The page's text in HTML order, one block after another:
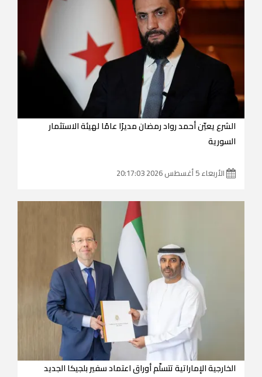
الشرع يعيّن أحمد رواد رمضان مديرًا عامًا لهيئة الاستثمار
السورية
الأربعاء 5 أغسطس 2026 20:17:03
الخارجية الإماراتية تتسلّم أوراق اعتماد سفير بلجيكا الجديد